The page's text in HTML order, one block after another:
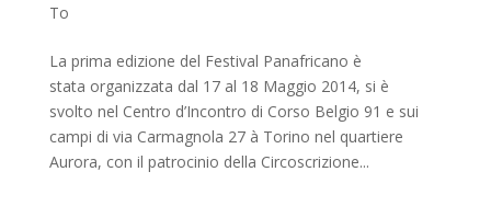
To
La prima edizione del Festival Panafricano è
stata organizzata dal 17 al 18 Maggio 2014, si è
svolto nel Centro d’Incontro di Corso Belgio 91 e sui
campi di via Carmagnola 27 à Torino nel quartiere
Aurora, con il patrocinio della Circoscrizione...